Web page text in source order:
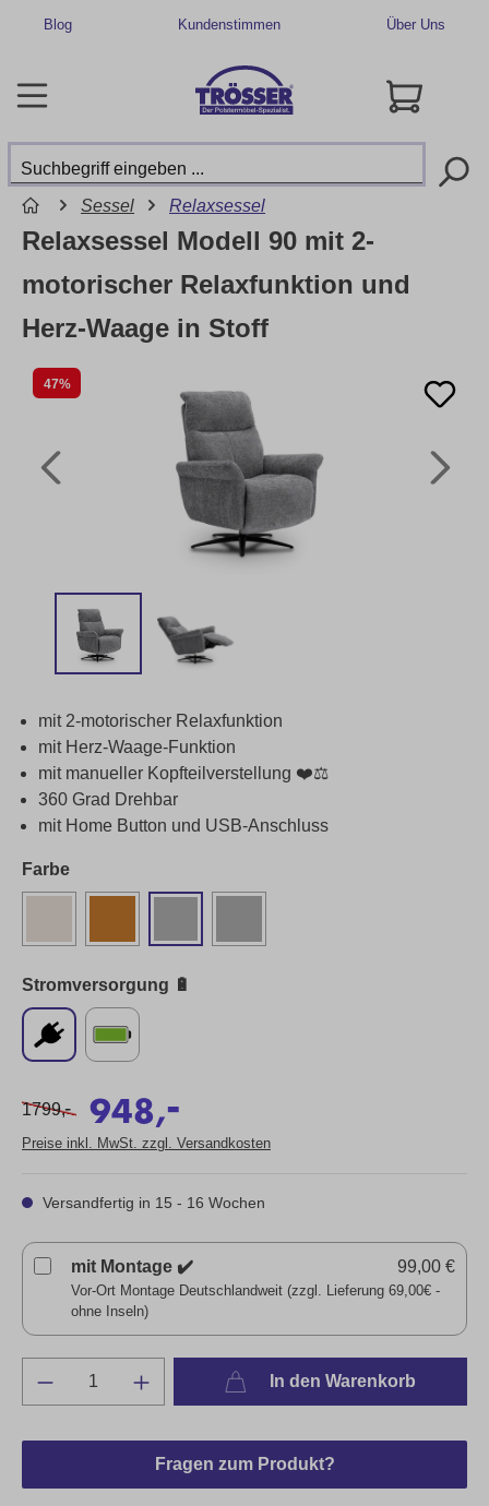
Blog Kundenstimmen Über Uns
Sessel Relaxsessel
47%
Relaxsessel Modell 90 mit 2-
motorischer Relaxfunktion und
Herz-Waage in Stoff
mit 2-motorischer Relaxfunktion
mit Herz-Waage-Funktion
mit manueller Kopfteilverstellung ❤️⚖️
360 Grad Drehbar
mit Home Button und USB-Anschluss
Farbe
Stromversorgung 🔋
1799,- 948,
-
Preise inkl. MwSt. zzgl. Versandkosten
Versandfertig in 15 - 16 Wochen
mit Montage ✔️
Vor-Ort Montage Deutschlandweit (zzgl. Lieferung 69,00€ -
ohne Inseln)
99,00 €
In den Warenkorb
Fragen zum Produkt?